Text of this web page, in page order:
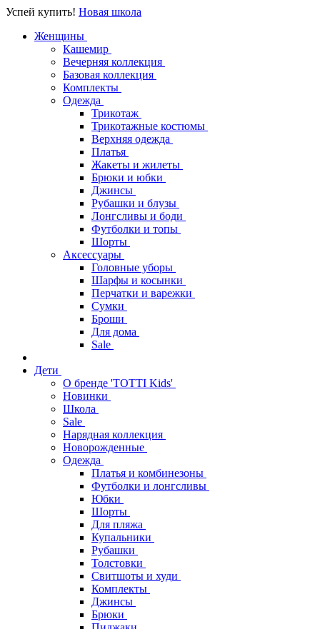
Успей купить! Новая школа
Женщины
Кашемир
Вечерняя коллекция
Базовая коллекция
Комплекты
Одежда
Трикотаж
Трикотажные костюмы
Верхняя одежда
Платья
Жакеты и жилеты
Брюки и юбки
Джинсы
Рубашки и блузы
Лонгсливы и боди
Футболки и топы
Шорты
Аксессуары
Головные уборы
Шарфы и косынки
Перчатки и варежки
Сумки
Броши
Для дома
Sale
Дети
О бренде 'TOTTI Kids'
Новинки
Школа
Sale
Нарядная коллекция
Новорожденные
Одежда
Платья и комбинезоны
Футболки и лонгсливы
Юбки
Шорты
Для пляжа
Купальники
Рубашки
Толстовки
Свитшоты и худи
Комплекты
Джинсы
Брюки